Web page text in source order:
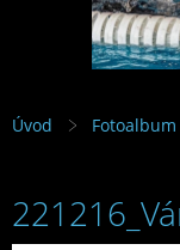
Úvod Fotoalbum